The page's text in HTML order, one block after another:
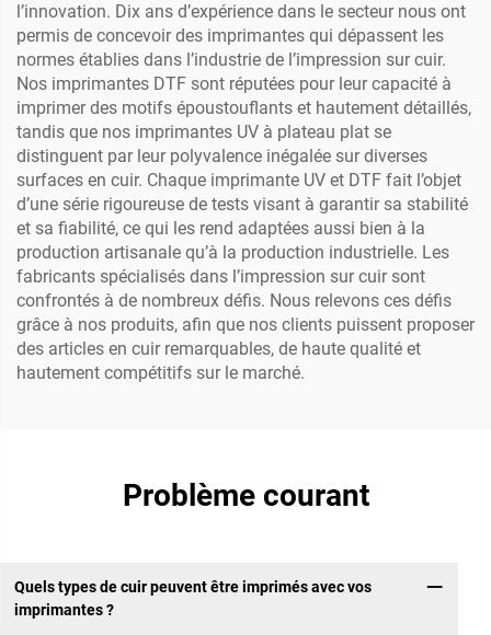
l’innovation. Dix ans d’expérience dans le secteur nous ont
permis de concevoir des imprimantes qui dépassent les
normes établies dans l’industrie de l’impression sur cuir.
Nos imprimantes DTF sont réputées pour leur capacité à
imprimer des motifs époustouflants et hautement détaillés,
tandis que nos imprimantes UV à plateau plat se
distinguent par leur polyvalence inégalée sur diverses
surfaces en cuir. Chaque imprimante UV et DTF fait l’objet
d’une série rigoureuse de tests visant à garantir sa stabilité
et sa fiabilité, ce qui les rend adaptées aussi bien à la
production artisanale qu’à la production industrielle. Les
fabricants spécialisés dans l’impression sur cuir sont
confrontés à de nombreux défis. Nous relevons ces défis
grâce à nos produits, afin que nos clients puissent proposer
des articles en cuir remarquables, de haute qualité et
hautement compétitifs sur le marché.
Problème courant
Quels types de cuir peuvent être imprimés avec vos
imprimantes ?